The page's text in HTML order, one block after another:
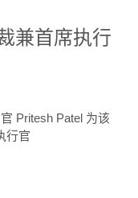
兼首席执行
Pritesh Patel 为该
行官